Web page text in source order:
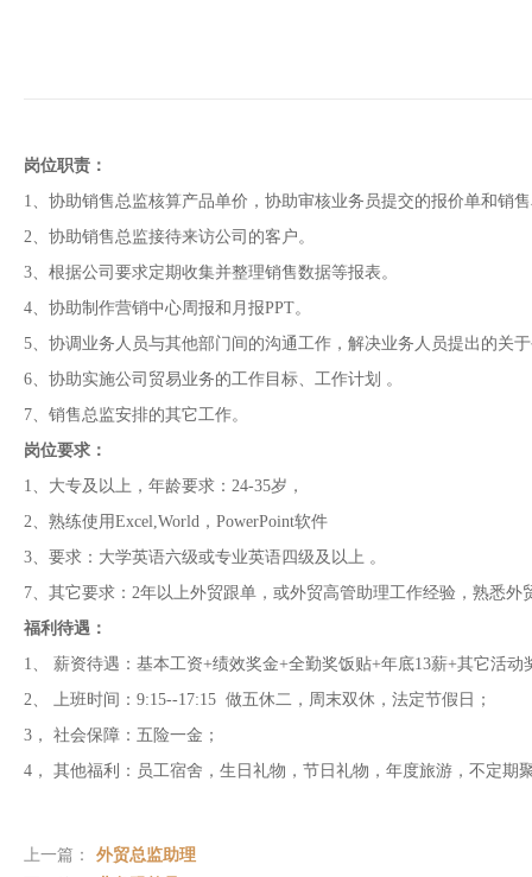
岗位职责：
1、协助销售总监核算产品单价，协助审核业务员提交的报价单和销
2、协助销售总监接待来访公司的客户。
3、根据公司要求定期收集并整理销售数据等报表。
4、协助制作营销中心周报和月报PPT。
5、协调业务人员与其他部门间的沟通工作，解决业务人员提出的关
6、协助实施公司贸易业务的工作目标、工作计划 。
7、销售总监安排的其它工作。
岗位要求：
1、大专及以上，年龄要求：24-35岁，
2、熟练使用Excel,World，PowerPoint软件
3、要求：大学英语六级或专业英语四级及以上 。
7、其它要求：2年以上外贸跟单，或外贸高管助理工作经验，熟悉外
福利待遇：
1、 薪资待遇：基本工资+绩效奖金+全勤奖饭贴+年底13薪+其它活动
2、 上班时间：9:15--17:15 做五休二，周末双休，法定节假日；
3， 社会保障：五险一金；
4， 其他福利：员工宿舍，生日礼物，节日礼物，年度旅游，不定期
上一篇：
外贸总监助理